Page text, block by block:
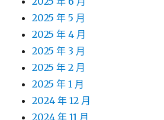
2025 年 5 月
2025 年 4 月
2025 年 3 月
2025 年 2 月
2025 年 1 月
2024 年 12 月
2024 年 11 月